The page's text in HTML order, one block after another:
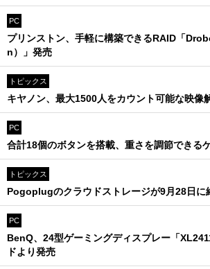
PC
プリンストン、手軽に構築できるRAID「
n）」発売
トピックス
キヤノン、最大1500人をカウント可能な映像
PC
合計18個のボタンを搭載、重さを調節できる
トピックス
Pogoplugのクラウドストレージが9月28日に
PC
BenQ、24型ゲーミングディスプレー「
ドより発売